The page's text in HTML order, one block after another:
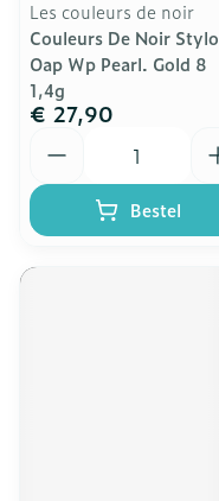
Les couleurs de noir
Couleurs De Noir Stylo
Oap Wp Pearl. Gold 8
1,4g
€ 27,90
Bestel